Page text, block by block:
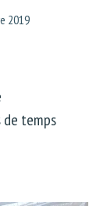
2019
de temps